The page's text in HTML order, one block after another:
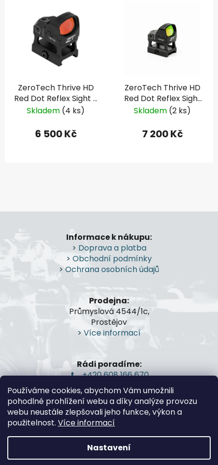
Používáme cookies, abychom Vám umožnili
pohodlné prohlížení webu a díky analýze provozu
webu neustále zlepšovali jeho funkce, výkon a
použitelnost. Více informací
Nastavení
ZeroTech Thrive HD
Red Dot Reflex Sight 3
MOA, vysoká montáž
Skladem (4 ks)
6 500 Kč
ZeroTech Thrive HD
Red Dot Reflex Sight
Multi Reticle, vysoká
Skladem (2 ks)
7 200 Kč
Z
p
a
Informace k nákupu:
> Doprava a platba
> Obchodní podmínky
> Ochrana osobních údajů
Prodejna:
Průmyslová 4544/1c,
Prostějov
> Více informací
Rádi poradíme:
+420 608 166 670
gsa@gsa-shop.cz